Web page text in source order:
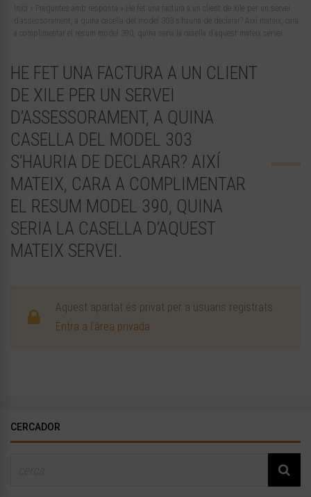
Inici Preguntes amb resposta
He fet una factura a un client de Xile per un servei
d’assessorament, a quina casella del model 303 s’hauria de declarar? Així mateix, cara
a complimentar el resum model 390, quina seria la casella d’aquest mateix servei.
HE FET UNA FACTURA A UN CLIENT
DE XILE PER UN SERVEI
D’ASSESSORAMENT, A QUINA
CASELLA DEL MODEL 303
S’HAURIA DE DECLARAR? AIXÍ
MATEIX, CARA A COMPLIMENTAR
EL RESUM MODEL 390, QUINA
SERIA LA CASELLA D’AQUEST
MATEIX SERVEI.
Aquest apartat és privat per a usuaris registrats.
Entra a l'àrea privada
CERCADOR